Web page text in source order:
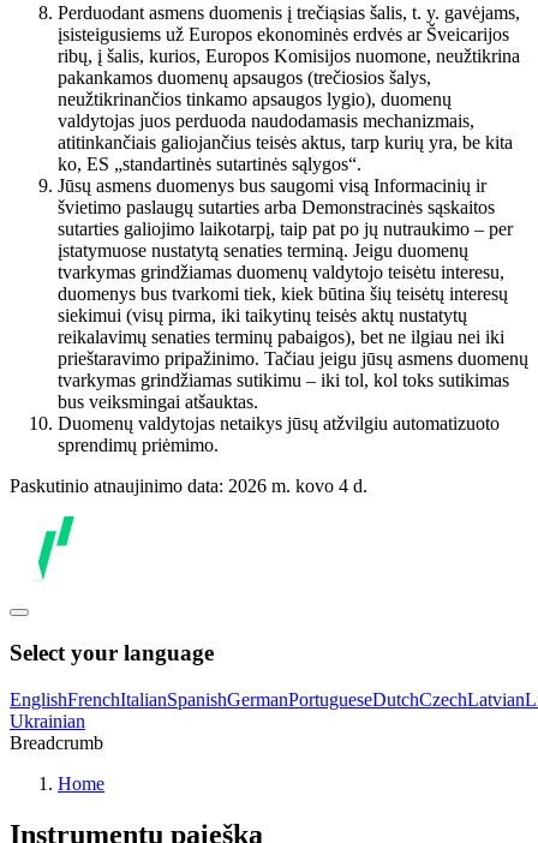
Perduodant asmens duomenis į trečiąsias šalis, t. y. gavėjams,
įsisteigusiems už Europos ekonominės erdvės ar Šveicarijos
ribų, į šalis, kurios, Europos Komisijos nuomone, neužtikrina
pakankamos duomenų apsaugos (trečiosios šalys,
neužtikrinančios tinkamo apsaugos lygio), duomenų
valdytojas juos perduoda naudodamasis mechanizmais,
atitinkančiais galiojančius teisės aktus, tarp kurių yra, be kita
ko, ES „standartinės sutartinės sąlygos“.
Jūsų asmens duomenys bus saugomi visą Informacinių ir
švietimo paslaugų sutarties arba Demonstracinės sąskaitos
sutarties galiojimo laikotarpį, taip pat po jų nutraukimo – per
įstatymuose nustatytą senaties terminą. Jeigu duomenų
tvarkymas grindžiamas duomenų valdytojo teisėtu interesu,
duomenys bus tvarkomi tiek, kiek būtina šių teisėtų interesų
siekimui (visų pirma, iki taikytinų teisės aktų nustatytų
reikalavimų senaties terminų pabaigos), bet ne ilgiau nei iki
prieštaravimo pripažinimo. Tačiau jeigu jūsų asmens duomenų
tvarkymas grindžiamas sutikimu – iki tol, kol toks sutikimas
bus veiksmingai atšauktas.
Duomenų valdytojas netaikys jūsų atžvilgiu automatizuoto
sprendimų priėmimo.
Paskutinio atnaujinimo data: 2026 m. kovo 4 d.
Select your language
EnglishFrenchItalianSpanishGermanPortugueseDutchCzechLatvian
Ukrainian
Breadcrumb
Home
Instrumentų paieška